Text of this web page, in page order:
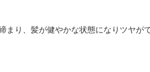
り、髪が健やかな状態になりツヤが